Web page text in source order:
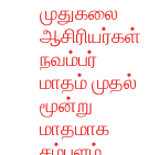
முதுகலை
ஆசிரியர்கள்
நவம்பர்
மாதம் முதல்
மூன்று
மாதமாக